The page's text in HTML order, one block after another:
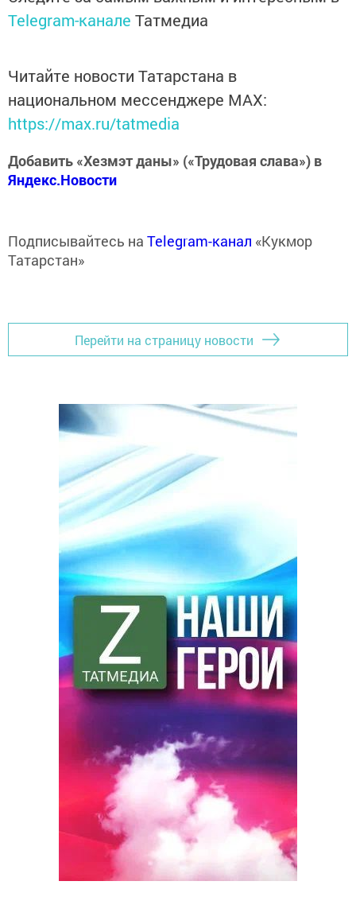
Telegram-канале Татмедиа
Читайте новости Татарстана в
национальном мессенджере MАХ:
https://max.ru/tatmedia
Добавить «Хезмэт даны» («Трудовая слава») в
Яндекс.Новости
Подписывайтесь на Telegram-канал «Кукмор
Татарстан»
Перейти на страницу новости